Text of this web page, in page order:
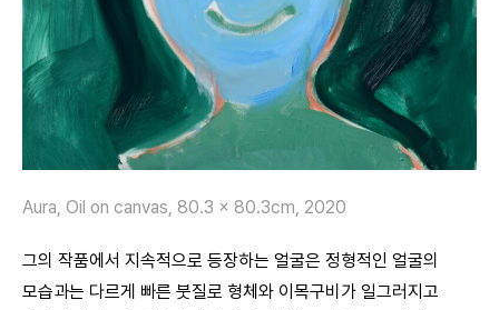
Aura, Oil on canvas, 80.3 x 80.3cm, 2020
그의 작품에서 지속적으로 등장하는 얼굴은 정형적인 얼굴의
모습과는 다르게 빠른 붓질로 형체와 이목구비가 일그러지고